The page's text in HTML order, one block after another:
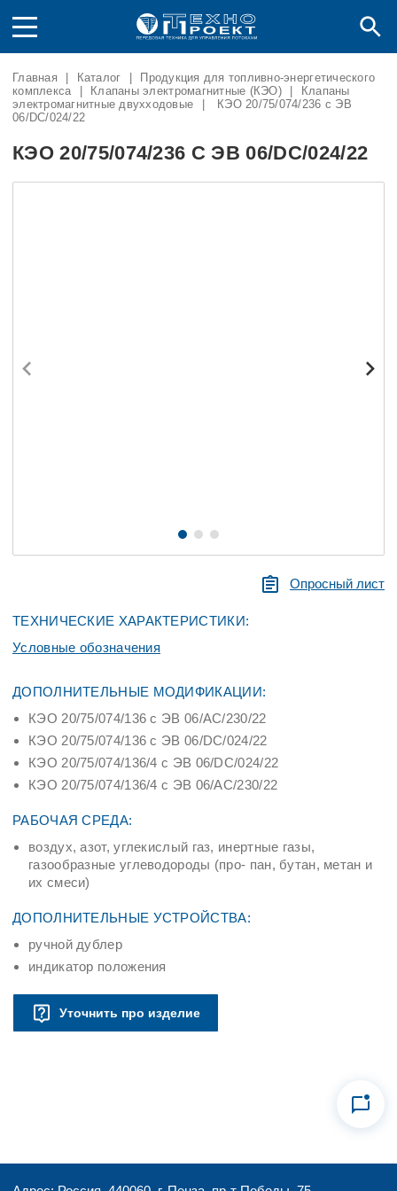
Главная Каталог
Продукция для топливно-энергетического
комплекса
Клапаны электромагнитные (КЭО)
Клапаны
электромагнитные двухходовые
КЭО 20/75/074/236 с ЭВ
06/DC/024/22
КЭО 20/75/074/236 С ЭВ 06/DC/024/22
Опросный лист
ТЕХНИЧЕСКИЕ ХАРАКТЕРИСТИКИ:
Условные обозначения
ДОПОЛНИТЕЛЬНЫЕ МОДИФИКАЦИИ:
КЭО 20/75/074/136 с ЭВ 06/AС/230/22
КЭО 20/75/074/136 с ЭВ 06/DC/024/22
КЭО 20/75/074/136/4 с ЭВ 06/DC/024/22
КЭО 20/75/074/136/4 с ЭВ 06/АC/230/22
РАБОЧАЯ СРЕДА:
воздух, азот, углекислый газ, инертные газы,
газообразные углеводороды (про- пан, бутан, метан и
их смеси)
ДОПОЛНИТЕЛЬНЫЕ УСТРОЙСТВА:
ручной дублер
индикатор положения
Уточнить про изделие